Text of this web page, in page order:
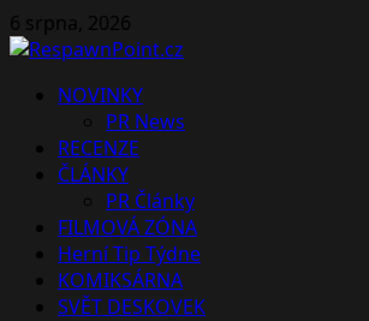
Skip
to
6 srpna, 2026
PrimaryNOVINKY
PR News
RECENZE
ČLÁNKY
PR Články
FILMOVÁ ZÓNA
Herní Tip Týdne
KOMIKSÁRNA
SVĚT DESKOVEK